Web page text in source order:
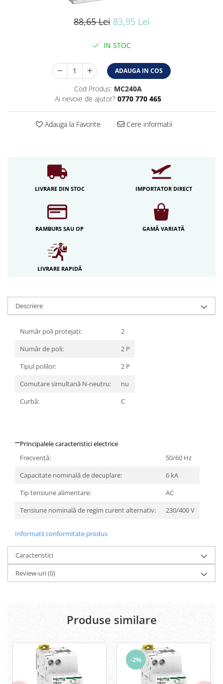
Lampi de birou
Profil aluminiu
Becuri LED
Uncategorized
Profil banda LED
Iluminat festiv
Fotosenzori si Senzori de miscare
Sina Magnetica Slim LIMBO
88,65 Lei 83,95 Lei
IN STOC
ADAUGA IN COS
Cod Produs: MC240A
Ai nevoie de ajutor? 0770 770 465
Adauga la Favorite Cere informatii
LIVRARE DIN STOC IMPORTATOR DIRECT
RAMBURS SAU OP GAMĂ VARIATĂ
LIVRARE RAPIDĂ
Descriere
Număr poli protejați:
2
Număr de poli:
2 P
Tipul polilor:
2 P
Comutare simultană N-neutru:
nu
Curbă:
C
Principalele caracteristici electrice
Frecvenţă:
50/60 Hz
Capacitate nominală de decuplare:
6 kA
Tip tensiune alimentare:
AC
Tensiune nominală de regim curent alternativ:
230/400 V
Informatii conformitate produs
Caracteristici
Review-uri(0)
Produse similare
-2%